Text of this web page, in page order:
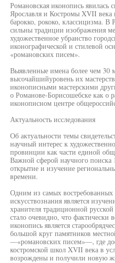
Романовская иконопись явилась
Ярославля и Костромы XVII века
барокко, рококо, классицизма. В
сильны традиции изображения
художественное убранство
иконографической и стилевой
«романовских писем».
Выявленные имена более чем 30
высочайшийуровень их
иконописными мастерскими
о Романове-Борисошебске как о
иконописном центре
Актуальность исследования
Об актуальности темы
научный интерес к
провинции как части единой
Важной сферой научного поиска
открытие и изучение
времени.
Одним из самых востребованных
искусствознания является
хранителя традиционной
стало очевидно, что фактически
иконопись является
большой круг памятников
—«романовских писем»—, где
костромской школ XVII века в
возрождены и получили новую